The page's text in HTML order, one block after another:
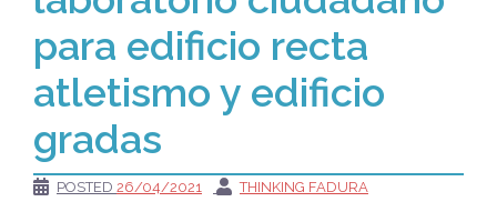
para edificio recta
atletismo y edificio
gradas
POSTED 26/04/2021 THINKING FADURA